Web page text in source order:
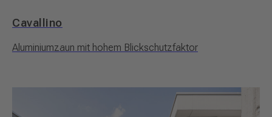
Cavallino
Aluminiumzaun mit hohem Blickschutzfaktor